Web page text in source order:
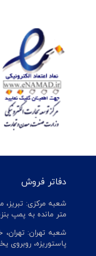
دفاتر فروش
متر مانده به پمپ
شعبه تهران:
پاستوریزه، روبروی